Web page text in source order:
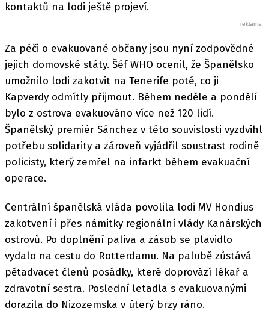
kontaktů na lodi ještě projeví.
Za péči o evakuované občany jsou nyní zodpovědné
jejich domovské státy. Šéf WHO ocenil, že Španělsko
umožnilo lodi zakotvit na Tenerife poté, co ji
Kapverdy odmítly přijmout. Během neděle a pondělí
bylo z ostrova evakuováno více než 120 lidí.
Španělský premiér Sánchez v této souvislosti vyzdvihl
potřebu solidarity a zároveň vyjádřil soustrast rodině
policisty, který zemřel na infarkt během evakuační
operace.
Centrální španělská vláda povolila lodi MV Hondius
zakotvení i přes námitky regionální vlády Kanárských
ostrovů. Po doplnění paliva a zásob se plavidlo
vydalo na cestu do Rotterdamu. Na palubě zůstává
pětadvacet členů posádky, které doprovází lékař a
zdravotní sestra. Poslední letadla s evakuovanými
dorazila do Nizozemska v úterý brzy ráno.